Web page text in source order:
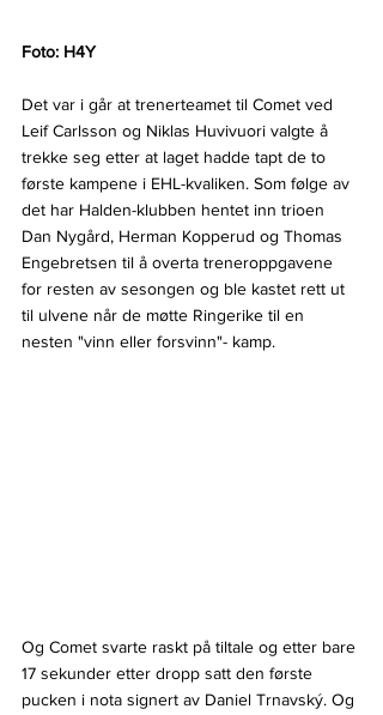
Foto: H4Y
Det var i går at trenerteamet til Comet ved
Leif Carlsson og Niklas Huvivuori valgte å
trekke seg etter at laget hadde tapt de to
første kampene i EHL-kvaliken. Som følge av
det har Halden-klubben hentet inn trioen
Dan Nygård, Herman Kopperud og Thomas
Engebretsen til å overta treneroppgavene
for resten av sesongen og ble kastet rett ut
til ulvene når de møtte Ringerike til en
nesten "vinn eller forsvinn"- kamp.
Og Comet svarte raskt på tiltale og etter bare
17 sekunder etter dropp satt den første
pucken i nota signert av Daniel Trnavský. Og